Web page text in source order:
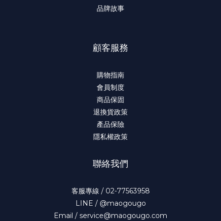
品牌故事
顧客服務
購物指南
會員制度
商品保固
退換貨政策
產品保險
隱私權政策
聯絡我們
客服專線 / 02-77563958
LINE / @maogougo
Email / service@maogougo.com